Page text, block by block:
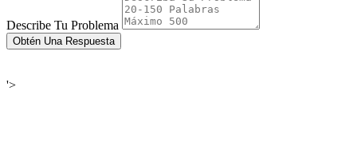
Describe Tu Problema
Obtén Una Respuesta
'>